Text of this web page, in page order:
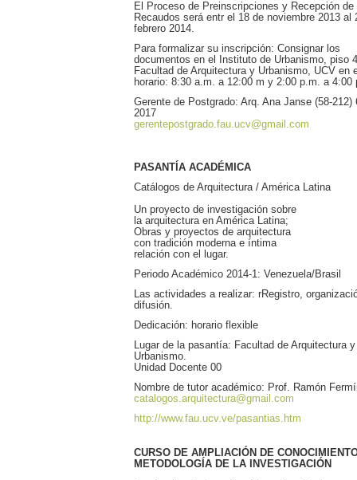
El Proceso de Preinscripciones y Recepción de
Recaudos será entr el 18 de noviembre 2013 al
febrero 2014.
Para formalizar su inscripción: Consignar los
documentos en el Instituto de Urbanismo, piso
Facultad de Arquitectura y Urbanismo, UCV en
horario: 8:30 a.m. a 12:00 m y 2:00 p.m. a 4:00
Gerente de Postgrado: Arq. Ana Janse (58-212)
2017
gerentepostgrado.fau.ucv@gmail.com
PASANTÍA ACADÉMICA
Catálogos de Arquitectura / América Latina
Un proyecto de investigación sobre
la arquitectura en América Latina;
Obras y proyectos de arquitectura
con tradición moderna e íntima
relación con el lugar.
Periodo Académico 2014-1: Venezuela/Brasil
Las actividades a realizar: rRegistro,
difusión.
Dedicación: horario flexible
Lugar de la pasantía: Facultad de Arquitectura y
Urbanismo.
Unidad Docente 00
Nombre de tutor académico: Prof. Ramón
catalogos.arquitectura@gmail.com
http://www.fau.ucv.ve/pasantias.htm
CURSO DE AMPLIACIÓN DE
METODOLOGÍA DE LA INVESTIGACIÓN